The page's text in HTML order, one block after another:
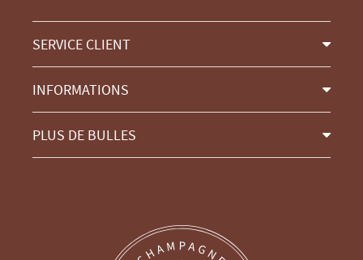
SERVICE CLIENT
INFORMATIONS
PLUS DE BULLES